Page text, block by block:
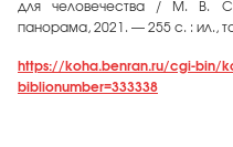
для человечества / М. В.
панорама, 2021. — 255 с. : ил.,
https://koha.benran.ru/cgi-bin/
biblionumber=333338